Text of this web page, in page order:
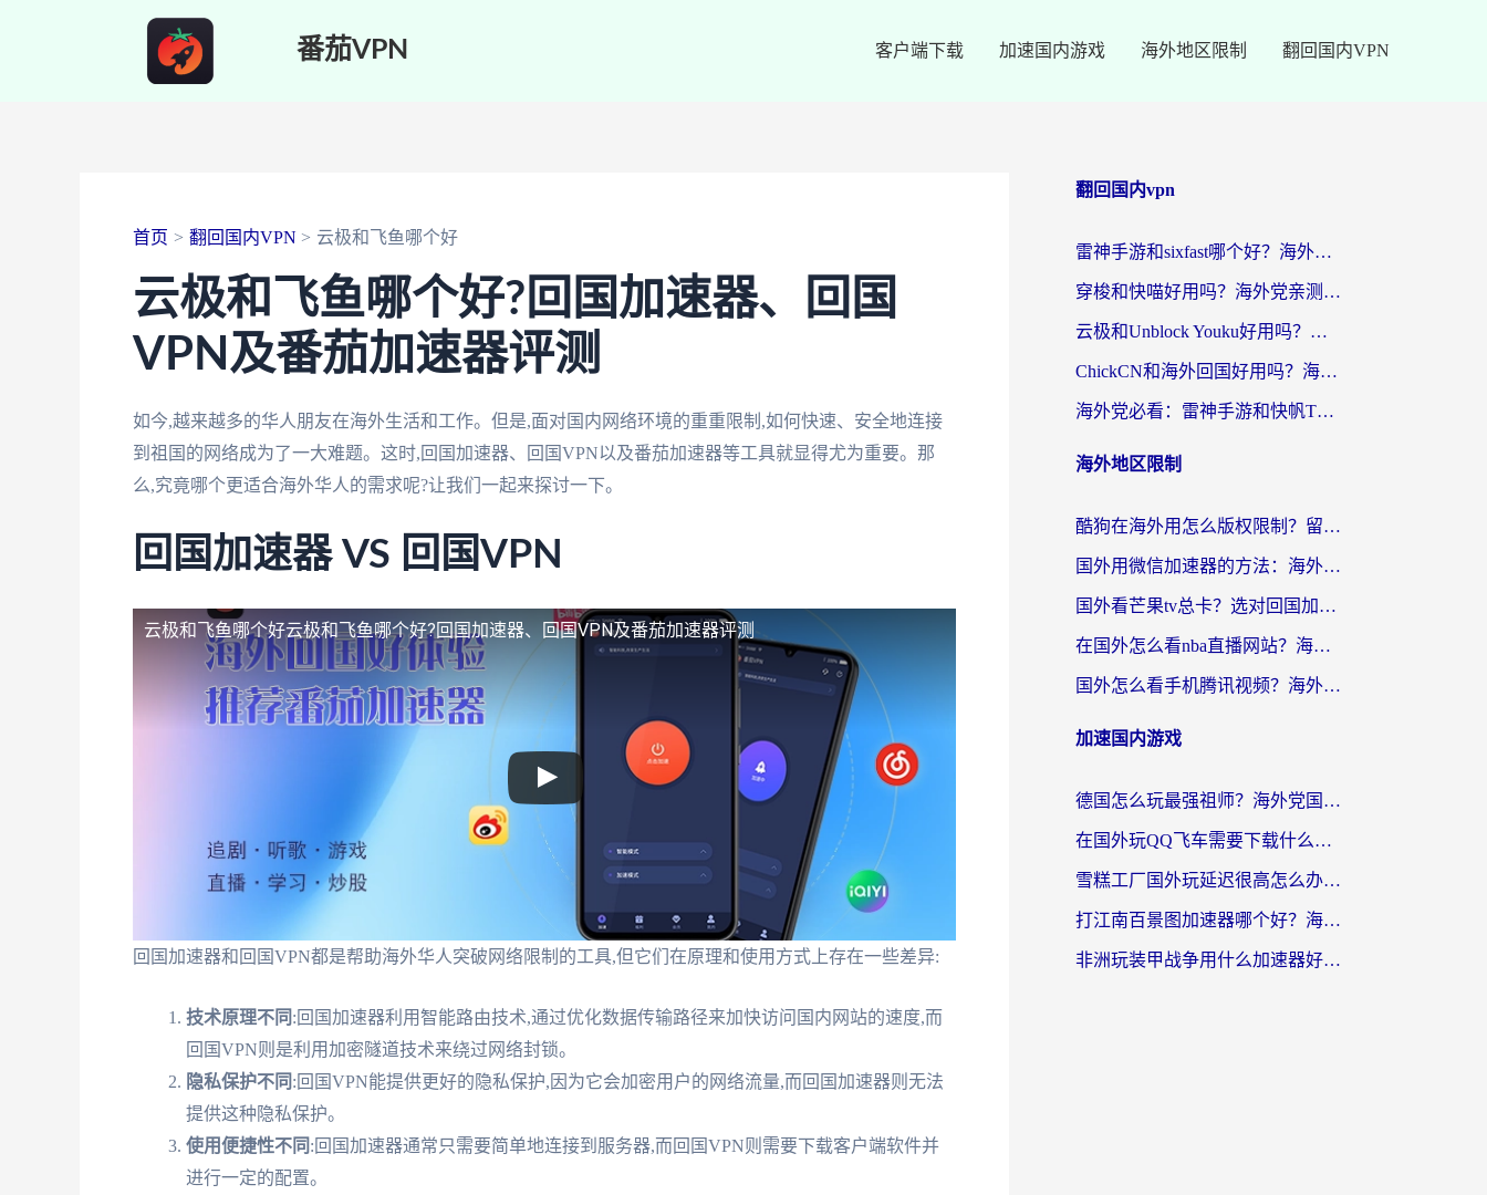
番茄VPN 客户端下载 加速国内游戏 海外地区限制 翻回国内VPN
首页 翻回国内VPN 云极和飞鱼哪个好
云极和飞鱼哪个好?回国加速器、回国
VPN及番茄加速器评测
如今,越来越多的华人朋友在海外生活和工作。但是,面对国内网络环境的重重限制,如何快速、安全地连接
到祖国的网络成为了一大难题。这时,回国加速器、回国VPN以及番茄加速器等工具就显得尤为重要。那
么,究竟哪个更适合海外华人的需求呢?让我们一起来探讨一下。
回国加速器 VS 回国VPN
云极和飞鱼哪个好云极和飞鱼哪个好?回国加速器、回国VPN及番茄加速器评测
回国加速器和回国VPN都是帮助海外华人突破网络限制的工具,但它们在原理和使用方式上存在一些差异:
技术原理不同 :回国加速器利用智能路由技术,通过优化数据传输路径来加快访问国内网站的速度,而
回国VPN则是利用加密隧道技术来绕过网络封锁。
隐私保护不同 :回国VPN能提供更好的隐私保护,因为它会加密用户的网络流量,而回国加速器则无法
提供这种隐私保护。
使用便捷性不同 :回国加速器通常只需要简单地连接到服务器,而回国VPN则需要下载客户端软件并
进行一定的配置。
翻回国内vpn
雷神手游和sixfast哪个好？海外党亲测3款回国加速器，教你选对不踩坑
穿梭和快喵好用吗？海外党亲测：小众加速器对比+番茄加速器深度体验
云极和Unblock Youku好用吗？海外党亲测+2026回国加速器避坑指南
ChickCN和海外回国好用吗？海外党2026亲测：从手游到影音，选对加速器的3个关键
海外党必看：雷神手游和快帆TV版好用吗？3步选对回国加速器不踩坑
海外地区限制
酷狗在海外用怎么版权限制？留学生亲测：3步解决听国内音乐难题
国外用微信加速器的方法：海外党无缝连接国内生活的实用指南
国外看芒果tv总卡？选对回国加速器，轻松追《浪姐》不费劲
在国外怎么看nba直播网站？海外党专属体育观赛指南，告别地区限制！
国外怎么看手机腾讯视频？海外党亲测有效的追剧加速器选择指南
加速国内游戏
德国怎么玩最强祖师？海外党国服游戏加速器选择全攻略（附宝可梦Online实测）
在国外玩QQ飞车需要下载什么加速器呢？海外党亲测有效的国服游戏加速指南
雪糕工厂国外玩延迟很高怎么办？海外玩家国服游戏加速终极攻略（附实测推荐）
打江南百景图加速器哪个好？海外党踩坑N次后，终于找到不卡的秘诀
非洲玩装甲战争用什么加速器好？海外党亲测有效的国服游戏加速方案